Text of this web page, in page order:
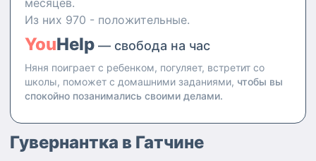
месяцев.
Из них 970 - положительные.
YouHelp — свобода на час
Няня поиграет с ребенком, погуляет, встретит со
школы, поможет с домашними заданиями, чтобы вы
спокойно позанимались своими делами.
Гувернантка в Гатчине